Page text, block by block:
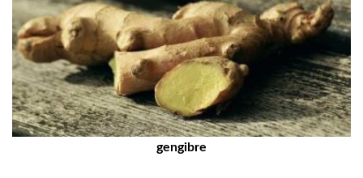
gengibre